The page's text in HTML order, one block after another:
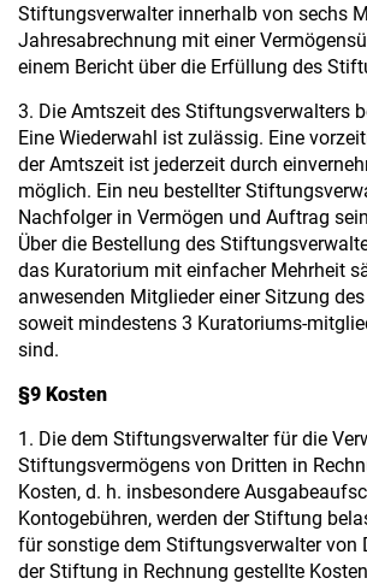
Stiftungsverwalter innerhalb von sechs
Jahresabrechnung mit einer
einem Bericht über die Erfüllung des
3. Die Amtszeit des Stiftungsverwalters
Eine Wiederwahl ist zulässig. Eine
der Amtszeit ist jederzeit durch
möglich. Ein neu bestellter
Nachfolger in Vermögen und Auftrag
Über die Bestellung des
das Kuratorium mit einfacher Mehrheit
anwesenden Mitglieder einer Sitzung
soweit mindestens 3 Kuratoriums-
sind.
§9 Kosten
1. Die dem Stiftungsverwalter für die
Stiftungsvermögens von Dritten in
Kosten, d. h. insbesondere
Kontogebühren, werden der Stiftung
für sonstige dem Stiftungsverwalter von
der Stiftung in Rechnung gestellte